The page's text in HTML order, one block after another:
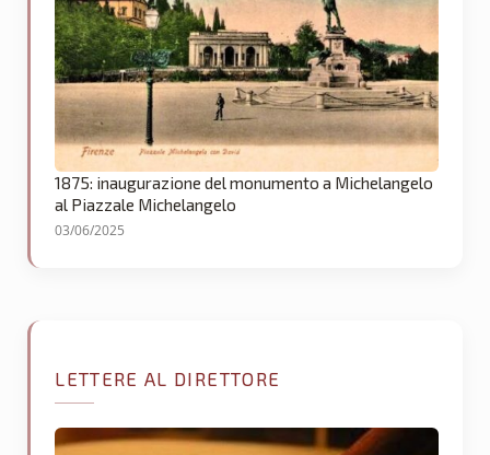
1875: inaugurazione del monumento a Michelangelo
al Piazzale Michelangelo
03/06/2025
LETTERE AL DIRETTORE